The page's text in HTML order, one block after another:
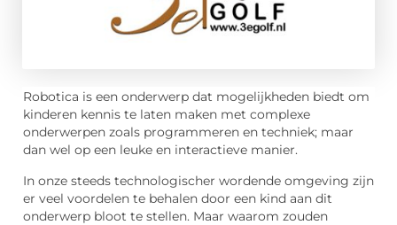
Robotica is een onderwerp dat mogelijkheden biedt om
kinderen kennis te laten maken met complexe
onderwerpen zoals programmeren en techniek; maar
dan wel op een leuke en interactieve manier.
In onze steeds technologischer wordende omgeving zijn
er veel voordelen te behalen door een kind aan dit
onderwerp bloot te stellen. Maar waarom zouden